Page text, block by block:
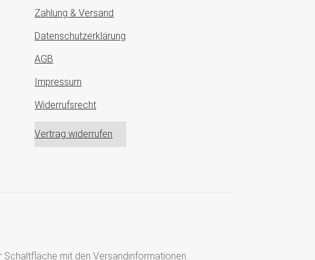
Zahlung & Versand
Datenschutzerklärung
AGB
Impressum
Widerrufsrecht
Vertrag widerrufen
mit den Versandinformationen.